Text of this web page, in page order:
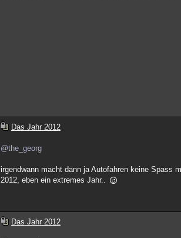
Das Jahr 2012
@the_georg
irgendwann macht dann ja Autofahren keine Spass
2012, eben ein extremes Jahr..
Das Jahr 2012